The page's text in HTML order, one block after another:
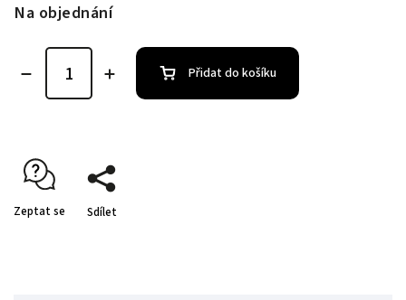
Na objednání
Přidat do košíku
Zeptat se Sdílet